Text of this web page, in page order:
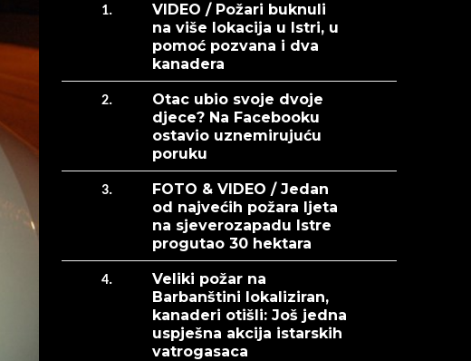
1.
VIDEO / Požari buknuli
na više lokacija u Istri, u
pomoć pozvana i dva
kanadera
2.
Otac ubio svoje dvoje
djece? Na Facebooku
ostavio uznemirujuću
poruku
3.
FOTO & VIDEO / Jedan
od najvećih požara ljeta
na sjeverozapadu Istre
progutao 30 hektara
4.
Veliki požar na
Barbanštini lokaliziran,
kanaderi otišli: Još jedna
uspješna akcija istarskih
vatrogasaca